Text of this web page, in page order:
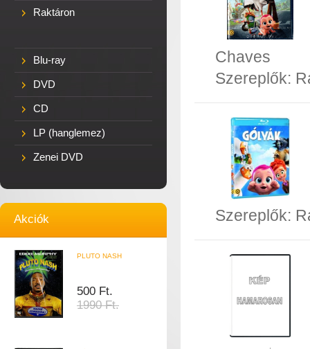
Raktáron
Blu-ray
DVD
CD
LP (hanglemez)
Zenei DVD
Akciók
PLUTO NASH
500 Ft.
1990 Ft.
Chaves
Szereplők:
Szereplők: